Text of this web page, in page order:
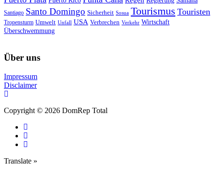
Santiago Santo Domingo Sicherheit Sosua Tourismus Touristen
Tropensturm Umwelt Unfall USA Verbrechen Verkehr Wirtschaft
Überschwemmung
Über uns
Impressum
Disclaimer
Copyright © 2026 DomRep Total
Translate »